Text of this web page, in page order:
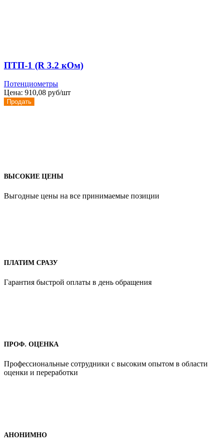
ПТП-1 (R 3.2 кОм)
Потенциометры
Цена: 910,08 руб/шт
Продать
ВЫСОКИЕ ЦЕНЫ
Выгодные цены на все принимаемые позиции
ПЛАТИМ СРАЗУ
Гарантия быстрой оплаты в день обращения
ПРОФ. ОЦЕНКА
Профессиональные сотрудники с высоким опытом в области
оценки и переработки
АНОНИМНО